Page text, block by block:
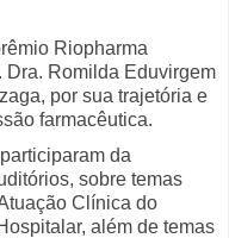
Riopharma
Dra. Romilda Eduvirgem
por sua trajetória e
farmacêutica.
da
sobre temas
Clínica do
além de temas